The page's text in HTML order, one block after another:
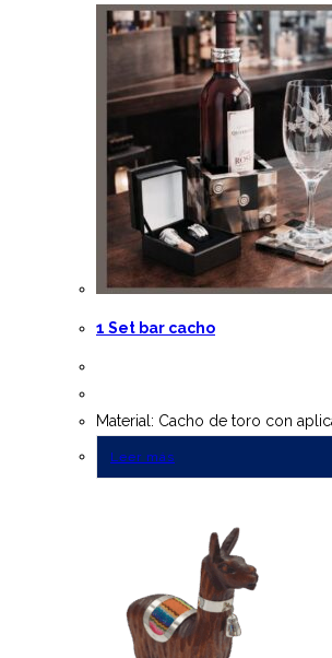
1 Set bar cacho
Material: Cacho de toro con
Leer más